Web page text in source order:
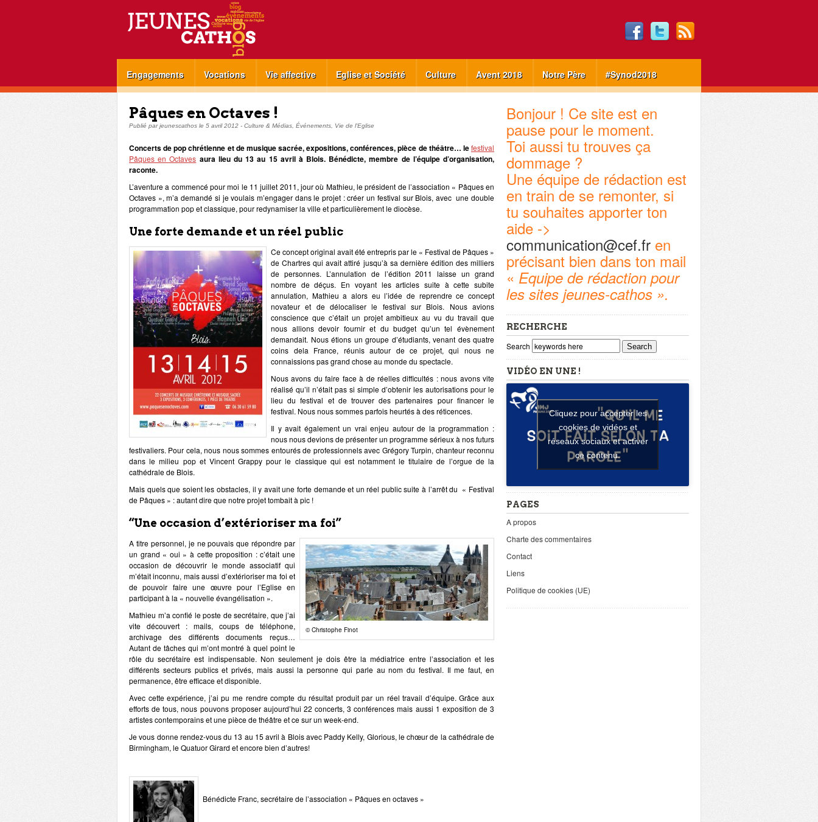
Engagements Vocations Vie affective Eglise et Société Culture Avent 2018 Notre Père #Synod2018
Pâques en Octaves !
Publié parjeunescathos le 5 avril 2012 - Culture & Médias Événements Vie de l'Eglise
Concerts de pop chrétienne et de musique sacrée, expositions, conférences, pièce de théâtre… lefestival
Pâques en Octaves aura lieu du 13 au 15 avril à Blois. Bénédicte, membre de l’équipe d’organisation,
raconte.
L’aventure a commencé pour moi le 11 juillet 2011, jour où Mathieu, le président de l’association « Pâques en
Octaves », m’a demandé si je voulais m’engager dans le projet : créer un festival sur Blois, avec une double
programmation pop et classique, pour redynamiser la ville et particulièrement le diocèse.
Une forte demande et un réel public
Ce concept original avait été entrepris par le « Festival de Pâques »
de Chartres qui avait attiré jusqu’à sa dernière édition des milliers
de personnes. L’annulation de l’édition 2011 laisse un grand
nombre de déçus. En voyant les articles suite à cette subite
annulation, Mathieu a alors eu l’idée de reprendre ce concept
novateur et de délocaliser le festival sur Blois. Nous avions
conscience que c’était un projet ambitieux au vu du travail que
nous allions devoir fournir et du budget qu’un tel évènement
demandait. Nous étions un groupe d’étudiants, venant des quatre
coins dela France, réunis autour de ce projet, qui nous ne
connaissions pas grand chose au monde du spectacle.
Nous avons du faire face à de réelles difficultés : nous avons vite
réalisé qu’il n’était pas si simple d’obtenir les autorisations pour le
lieu du festival et de trouver des partenaires pour financer le
festival. Nous nous sommes parfois heurtés à des réticences.
Il y avait également un vrai enjeu autour de la programmation :
nous nous devions de présenter un programme sérieux à nos futurs
festivaliers. Pour cela, nous nous sommes entourés de professionnels avec Grégory Turpin, chanteur reconnu
dans le milieu pop et Vincent Grappy pour le classique qui est notamment le titulaire de l’orgue de la
cathédrale de Blois.
Mais quels que soient les obstacles, il y avait une forte demande et un réel public suite à l’arrêt du « Festival
de Pâques » : autant dire que notre projet tombait à pic !
“Une occasion d’extérioriser ma foi”
© Christophe Finot
A titre personnel, je ne pouvais que répondre par
un grand « oui » à cette proposition : c’était une
occasion de découvrir le monde associatif qui
m’était inconnu, mais aussi d’extérioriser ma foi et
de pouvoir faire une œuvre pour l’Eglise en
participant à la « nouvelle évangélisation ».
Mathieu m’a confié le poste de secrétaire, que j’ai
vite découvert : mails, coups de téléphone,
archivage des différents documents reçus…
Autant de tâches qui m’ont montré à quel point le
rôle du secrétaire est indispensable. Non seulement je dois être la médiatrice entre l’association et les
différents secteurs publics et privés, mais aussi la personne qui parle au nom du festival. Il me faut, en
permanence, être efficace et disponible.
Avec cette expérience, j’ai pu me rendre compte du résultat produit par un réel travail d’équipe. Grâce aux
efforts de tous, nous pouvons proposer aujourd’hui 22 concerts, 3 conférences mais aussi 1 exposition de 3
artistes contemporains et une pièce de théâtre et ce sur un week-end.
Je vous donne rendez-vous du 13 au 15 avril à Blois avec Paddy Kelly, Glorious, le chœur de la cathédrale de
Birmingham, le Quatuor Girard et encore bien d’autres!
Bénédicte Franc, secrétaire de l’association « Pâques en octaves »
Bonjour ! Ce site est en
pause pour le moment.
Toi aussi tu trouves ça
dommage ?
Une équipe de rédaction est
en train de se remonter, si
tu souhaites apporter ton
aide ->
communication@cef.fr en
précisant bien dans ton mail
« Equipe de rédaction pour
les sites jeunes-cathos ».
RECHERCHE
Search Search
VIDÉO EN UNE !
Cliquez pour accepter les
cookies de vidéos et
réseaux sociaux et activer
ce contenu.
PAGES
A propos
Charte des commentaires
Contact
Liens
Politique de cookies (UE)